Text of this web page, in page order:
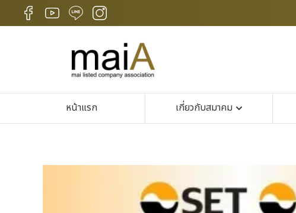
หน้าแรก เกี่ยวกับสมาคม